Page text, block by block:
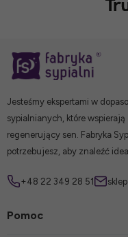
Jesteśmy ekspertami w
sypialnianych, które
regenerujący sen. Fabryka
potrzebujesz, aby znaleźć
+48 22 349 28 51
Pomoc